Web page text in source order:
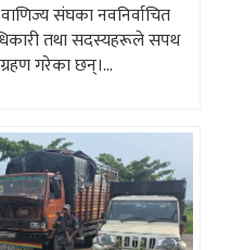
संघका नवनिर्वाचित
तथा सदस्यहरूले सपथ
गरेका छन्।...